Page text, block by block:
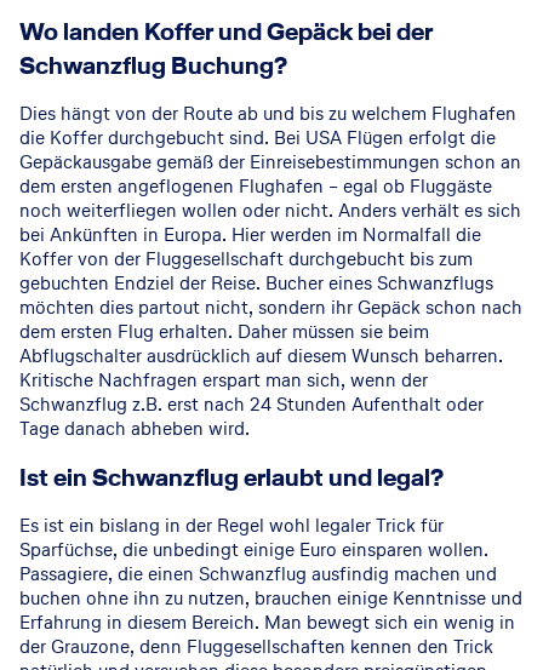
Wo landen Koffer und Gepäck bei der
Schwanzflug Buchung?
Dies hängt von der Route ab und bis zu welchem Flughafen
die Koffer durchgebucht sind. Bei USA Flügen erfolgt die
Gepäckausgabe gemäß der Einreisebestimmungen schon an
dem ersten angeflogenen Flughafen – egal ob Fluggäste
noch weiterfliegen wollen oder nicht. Anders verhält es sich
bei Ankünften in Europa. Hier werden im Normalfall die
Koffer von der Fluggesellschaft durchgebucht bis zum
gebuchten Endziel der Reise. Bucher eines Schwanzflugs
möchten dies partout nicht, sondern ihr Gepäck schon nach
dem ersten Flug erhalten. Daher müssen sie beim
Abflugschalter ausdrücklich auf diesem Wunsch beharren.
Kritische Nachfragen erspart man sich, wenn der
Schwanzflug z.B. erst nach 24 Stunden Aufenthalt oder
Tage danach abheben wird.
Ist ein Schwanzflug erlaubt und legal?
Es ist ein bislang in der Regel wohl legaler Trick für
Sparfüchse, die unbedingt einige Euro einsparen wollen.
Passagiere, die einen Schwanzflug ausfindig machen und
buchen ohne ihn zu nutzen, brauchen einige Kenntnisse und
Erfahrung in diesem Bereich. Man bewegt sich ein wenig in
der Grauzone, denn Fluggesellschaften kennen den Trick